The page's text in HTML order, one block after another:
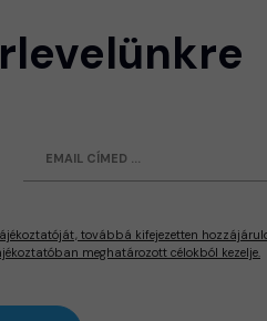
továbbá kifejezetten
meghatározott célokból kezelje.